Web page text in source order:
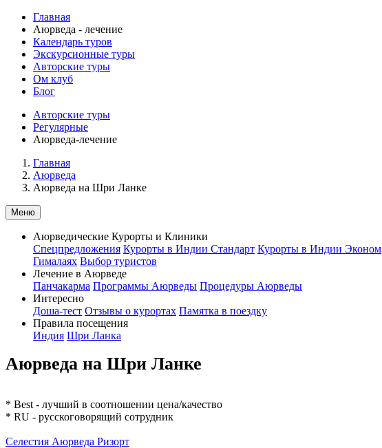
Главная
Аюрведа - лечение
Календарь туров
Экскурсионные туры
Авторские туры
Ом клуб
Блог
Авторские туры
Регулярные
Аюрведа-лечение
Главная
Аюрведа
Аюрведа на Шри Ланке
Меню
Аюрведические Курорты и Клиники
Спецпредложения Курорты в Индии Стандарт Курорты в Индии Эконом
Гималаях Выбор туристов
Лечение в Аюрведе
Панчакарма Программы Аюрведы Процедуры Аюрведы
Интересно
Доша-тест Отзывы о курортах Памятка в поездку
Правила посещения
Индия Шри Ланка
Аюрведа на Шри Ланке
* Best - лучший в соотношении цена/качество
* RU - русскоговорящий сотрудник
Селестия Аюрведа Ризорт